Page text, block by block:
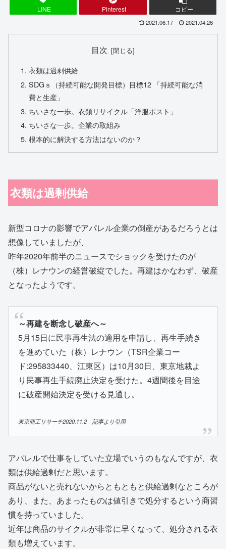
LINE Pinterest コピー
2021.06.17 2021.04.26
目次
衣類は過剰供給
SDGｓ（持続可能な開発目標）目標12 「持続可能な消
費と生産」
ちいさな一歩。衣類リサイクル「洋服ポスト」
ちいさな一歩。企業の取組み
根本的に解決する方法はないのか？
衣類は過剰供給
新型コロナの影響でアパレル企業の倒産があるだろうとは
想像していましたが、
昨年2020年前半のニュースでショックを受けたのが
（株）レナウンの経営破綻でした。再建はかなわず、破産
となったようです。
～再建を断念し破産へ～
5月15日に民事再生法の適用を申請し、再生手続き
を進めていた（株）レナウン（TSR企業コー
ド:295833440、江東区）は10月30日、東京地裁よ
り民事再生手続廃止決定を受けた。4週間後を目途
に破産開始決定を受ける見通し。
東京商工リサーチ2020.11.2 記事より引用
アパレルで仕事をしていた立場でいうのもなんですが、衣
類は供給過剰だと思います。
商品がないと売れないからともともと供給過剰なところが
あり、また、あまったものは値引きで処分するという商習
慣を持っていました。
近年は商品のサイクルが非常に早くなって、処分される衣
類も増えています。